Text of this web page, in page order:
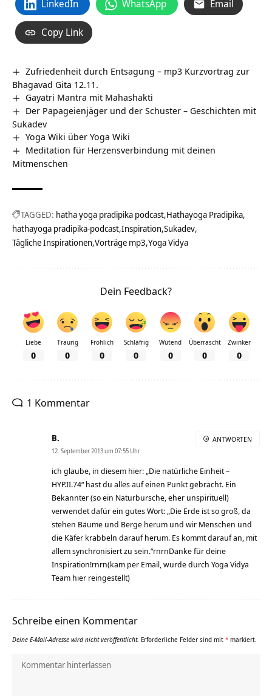
LinkedIn WhatsApp Email
Copy Link
Zufriedenheit durch Entsagung – mp3 Kurzvortrag zur
Bhagavad Gita 12.11.
Gayatri Mantra mit Mahashakti
Der Papageienjäger und der Schuster – Geschichten mit
Sukadev
Yoga Wiki über Yoga Wiki
Meditation für Herzensverbindung mit deinen
Mitmenschen
TAGGED: hatha yoga pradipika podcast Hathayoga Pradipika
hathayoga pradipika-podcast Inspiration Sukadev
Tägliche Inspirationen Vorträge mp3 Yoga Vidya
Dein Feedback?
Liebe
0
Traurig
0
Fröhlich
0
Schläfrig
0
Wütend
0
Überrascht
0
Zwinker
0
1 Kommentar
B.
12. September 2013 um 07:55 Uhr
ich glaube, in diesem hier: „Die natürliche Einheit –
HYP.II.74“ hast du alles auf einen Punkt gebracht. Ein
Bekannter (so ein Naturbursche, eher unspirituell)
verwendet dafür ein gutes Wort: „Die Erde ist so groß, da
stehen Bäume und Berge herum und wir Menschen und
die Käfer krabbeln darauf herum. Es kommt darauf an, mit
allem synchronisiert zu sein.“rnrnDanke für deine
Inspiration!rnrn(kam per Email, wurde durch Yoga Vidya
Team hier reingestellt)
ANTWORTEN
Schreibe einen Kommentar
Deine E-Mail-Adresse wird nicht veröffentlicht. Erforderliche Felder sind mit * markiert.